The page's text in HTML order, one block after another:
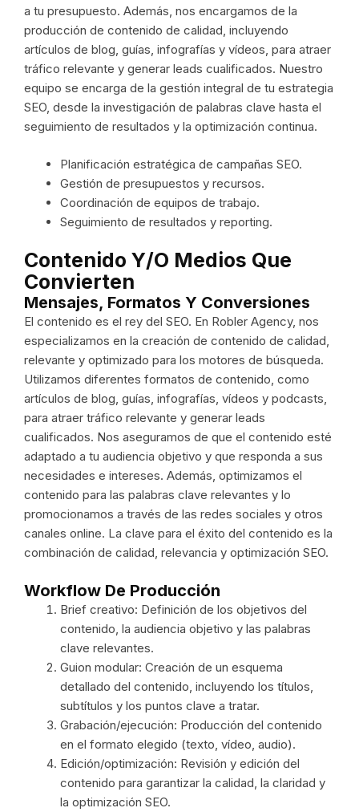
a tu presupuesto. Además, nos encargamos de la
producción de contenido de calidad, incluyendo
artículos de blog, guías, infografías y vídeos, para atraer
tráfico relevante y generar leads cualificados. Nuestro
equipo se encarga de la gestión integral de tu estrategia
SEO, desde la investigación de palabras clave hasta el
seguimiento de resultados y la optimización continua.
Planificación estratégica de campañas SEO.
Gestión de presupuestos y recursos.
Coordinación de equipos de trabajo.
Seguimiento de resultados y reporting.
Contenido Y/o Medios Que
Convierten
Mensajes, Formatos Y Conversiones
El contenido es el rey del SEO. En Robler Agency, nos
especializamos en la creación de contenido de calidad,
relevante y optimizado para los motores de búsqueda.
Utilizamos diferentes formatos de contenido, como
artículos de blog, guías, infografías, vídeos y podcasts,
para atraer tráfico relevante y generar leads
cualificados. Nos aseguramos de que el contenido esté
adaptado a tu audiencia objetivo y que responda a sus
necesidades e intereses. Además, optimizamos el
contenido para las palabras clave relevantes y lo
promocionamos a través de las redes sociales y otros
canales online. La clave para el éxito del contenido es la
combinación de calidad, relevancia y optimización SEO.
Workflow De Producción
Brief creativo: Definición de los objetivos del
contenido, la audiencia objetivo y las palabras
clave relevantes.
Guion modular: Creación de un esquema
detallado del contenido, incluyendo los títulos,
subtítulos y los puntos clave a tratar.
Grabación/ejecución: Producción del contenido
en el formato elegido (texto, vídeo, audio).
Edición/optimización: Revisión y edición del
contenido para garantizar la calidad, la claridad y
la optimización SEO.